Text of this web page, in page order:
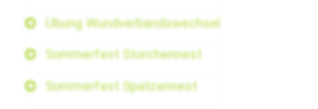
Übung Wundverbandswechsel
Sommerfest Storchennest
Sommerfest Spatzennest